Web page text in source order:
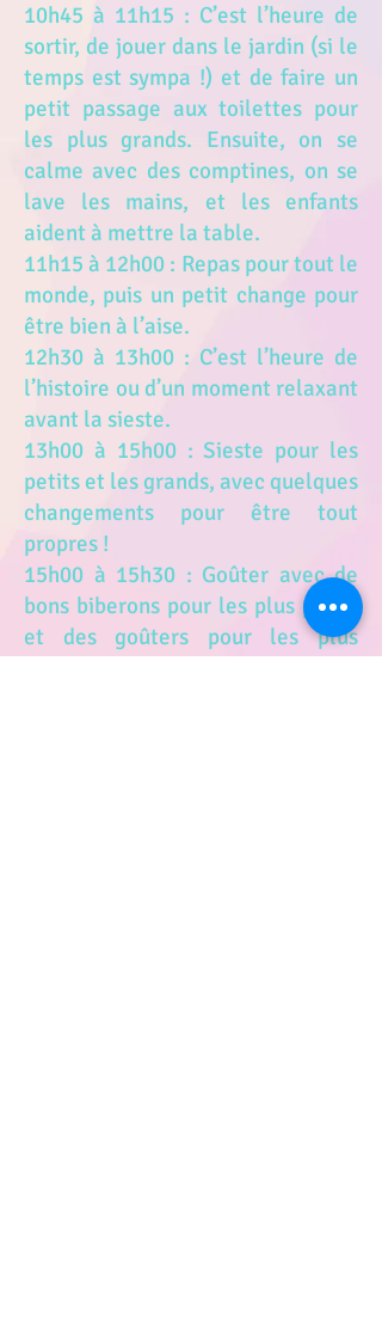
10h45 à 11h15 : C’est l’heure de
sortir, de jouer dans le jardin (si le
temps est sympa !) et de faire un
petit passage aux toilettes pour
les plus grands. Ensuite, on se
calme avec des comptines, on se
lave les mains, et les enfants
aident à mettre la table.
11h15 à 12h00 : Repas pour tout le
monde, puis un petit change pour
être bien à l’aise.
12h30 à 13h00 : C’est l’heure de
l’histoire ou d’un moment relaxant
avant la sieste.
13h00 à 15h00 : Sieste pour les
petits et les grands, avec quelques
changements pour être tout
propres !
15h00 à 15h30 : Goûter avec de
bons biberons pour les plus petits
et des goûters pour les plus